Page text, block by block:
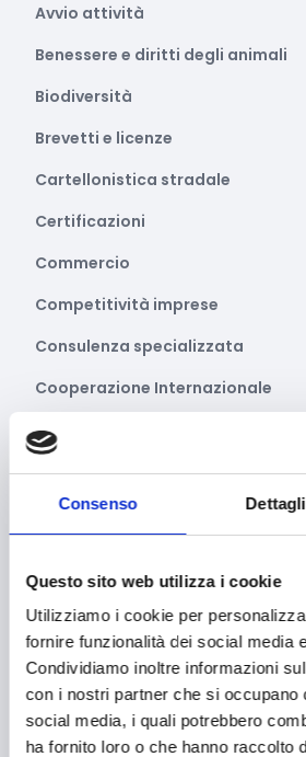
Consenso Dettagli
Questo sito web utilizza i cookie
Utilizziamo i cookie per
fornire funzionalità dei social media
Condividiamo inoltre informazioni
con i nostri partner che si
social media, i quali potrebbero
ha fornito loro o che hanno raccolto
Avvio attività
Benessere e diritti degli animali
Biodiversità
Brevetti e licenze
Cartellonistica stradale
Certificazioni
Commercio
Competitività imprese
Consulenza specializzata
Cooperazione Internazionale
Cybersecurity
Danza
Diritti e Cittadinanza
E-commerce
Economia circolare
Edilizia
Editoria e informazione